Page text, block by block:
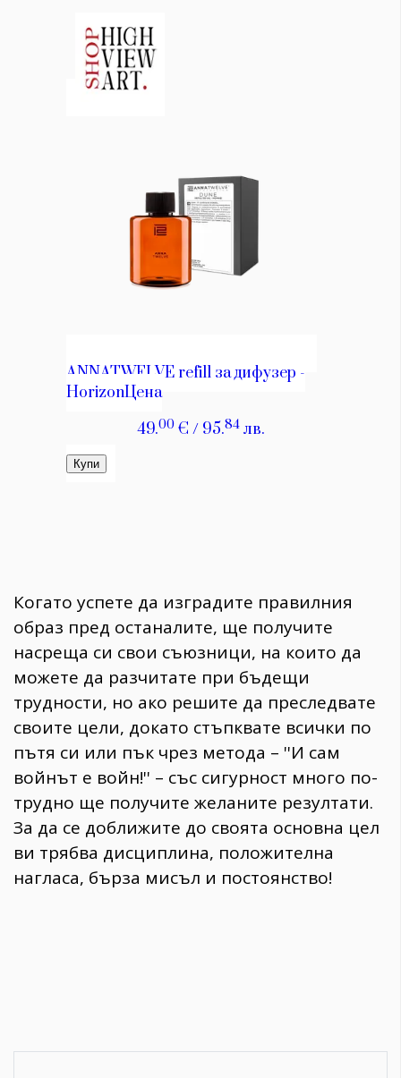
Когато успете да изградите правилния
образ пред останалите, ще получите
насреща си свои съюзници, на които да
можете да разчитате при бъдещи
трудности, но ако решите да преследвате
своите цели, докато стъпквате всички по
пътя си или пък чрез метода – ''И сам
войнът е войн!'' – със сигурност много по-
трудно ще получите желаните резултати.
За да се доближите до своята основна цел
ви трябва дисциплина, положителна
нагласа, бърза мисъл и постоянство!